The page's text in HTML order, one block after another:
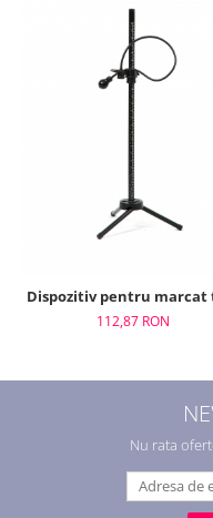
Dispozitiv pentru marcat
112,87 RON
Nu rata